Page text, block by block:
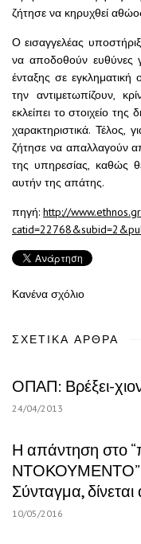
ζήτησε να κηρυχθεί
Ο εισαγγελέας
να αποδοθούν ευθύνες
ένταξης σε
την αντιμετωπίζουν,
εκλείπει το στοιχείο
χαρακτηριστικά. Τέλος,
ζήτησε να απαλλαγούν
της υπηρεσίας, καθώς
αυτήν της απάτης.
πηγή: http://
Κανένα σχόλιο
ΣΧΕΤΙΚΆ ΆΡΘΡΑ
ΟΠΑΠ: Βρέξει-
24/04/2013
Η απάντηση στο
ΝΤΟΚΟΥΜΕΝΤΟ”
Σύνταγμα,
10/05/2016